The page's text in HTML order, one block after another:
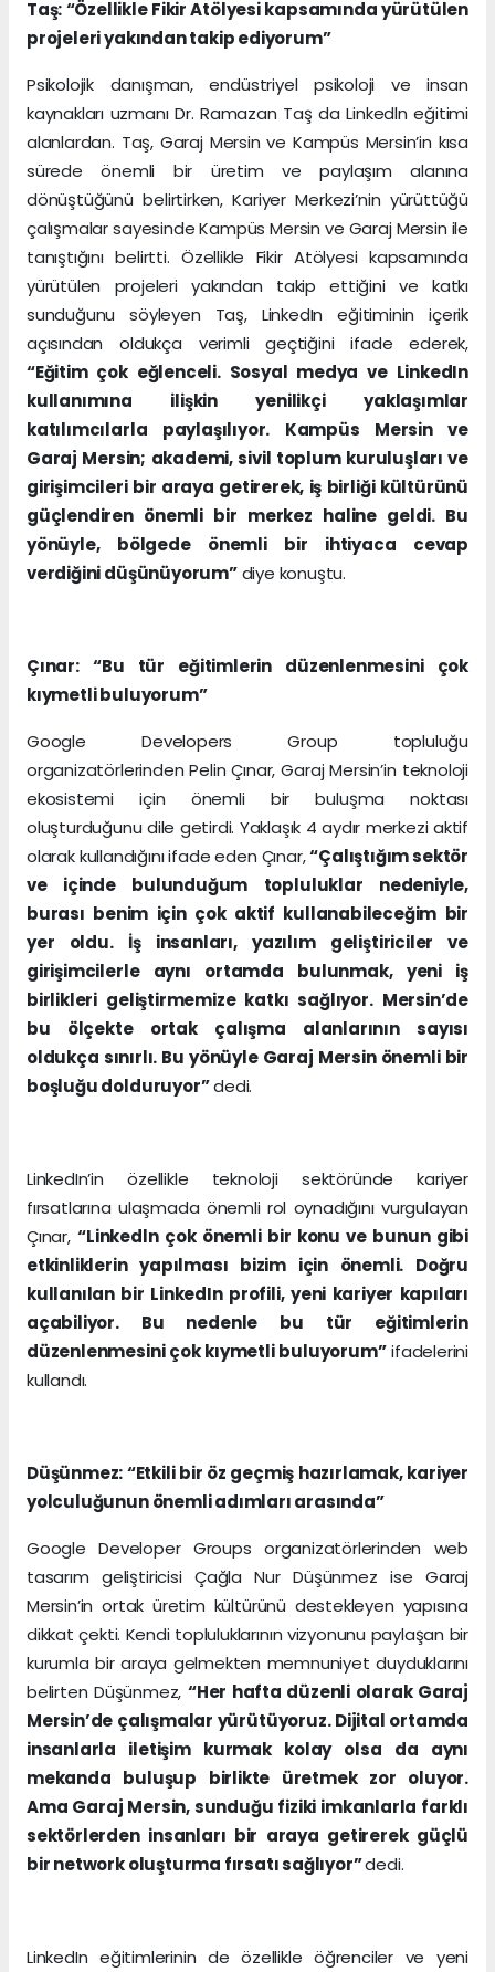
Taş: “Özellikle Fikir Atölyesi kapsamında yürütülen
projeleri yakından takip ediyorum”
Psikolojik danışman, endüstriyel psikoloji ve insan
kaynakları uzmanı Dr. Ramazan Taş da Linkedln eğitimi
alanlardan. Taş, Garaj Mersin ve Kampüs Mersin’in kısa
sürede önemli bir üretim ve paylaşım alanına
dönüştüğünü belirtirken, Kariyer Merkezi’nin yürüttüğü
çalışmalar sayesinde Kampüs Mersin ve Garaj Mersin ile
tanıştığını belirtti. Özellikle Fikir Atölyesi kapsamında
yürütülen projeleri yakından takip ettiğini ve katkı
sunduğunu söyleyen Taş, LinkedIn eğitiminin içerik
açısından oldukça verimli geçtiğini ifade ederek,
“Eğitim çok eğlenceli. Sosyal medya ve LinkedIn
kullanımına ilişkin yenilikçi yaklaşımlar
katılımcılarla paylaşılıyor. Kampüs Mersin ve
Garaj Mersin; akademi, sivil toplum kuruluşları ve
girişimcileri bir araya getirerek, iş birliği kültürünü
güçlendiren önemli bir merkez haline geldi. Bu
yönüyle, bölgede önemli bir ihtiyaca cevap
verdiğini düşünüyorum”diye konuştu.
Çınar: “Bu tür eğitimlerin düzenlenmesini çok
kıymetli buluyorum”
Google Developers Group topluluğu
organizatörlerinden Pelin Çınar, Garaj Mersin’in teknoloji
ekosistemi için önemli bir buluşma noktası
oluşturduğunu dile getirdi. Yaklaşık 4 aydır merkezi aktif
olarak kullandığını ifade eden Çınar,“Çalıştığım sektör
ve içinde bulunduğum topluluklar nedeniyle,
burası benim için çok aktif kullanabileceğim bir
yer oldu. İş insanları, yazılım geliştiriciler ve
girişimcilerle aynı ortamda bulunmak, yeni iş
birlikleri geliştirmemize katkı sağlıyor. Mersin’de
bu ölçekte ortak çalışma alanlarının sayısı
oldukça sınırlı. Bu yönüyle Garaj Mersin önemli bir
boşluğu dolduruyor”dedi.
LinkedIn’in özellikle teknoloji sektöründe kariyer
fırsatlarına ulaşmada önemli rol oynadığını vurgulayan
Çınar,“Linkedln çok önemli bir konu ve bunun gibi
etkinliklerin yapılması bizim için önemli. Doğru
kullanılan bir LinkedIn profili, yeni kariyer kapıları
açabiliyor. Bu nedenle bu tür eğitimlerin
düzenlenmesini çok kıymetli buluyorum”ifadelerini
kullandı.
Düşünmez: “Etkili bir öz geçmiş hazırlamak, kariyer
yolculuğunun önemli adımları arasında”
Google Developer Groups organizatörlerinden web
tasarım geliştiricisi Çağla Nur Düşünmez ise Garaj
Mersin’in ortak üretim kültürünü destekleyen yapısına
dikkat çekti. Kendi topluluklarının vizyonunu paylaşan bir
kurumla bir araya gelmekten memnuniyet duyduklarını
belirten Düşünmez, “Her hafta düzenli olarak Garaj
Mersin’de çalışmalar yürütüyoruz. Dijital ortamda
insanlarla iletişim kurmak kolay olsa da aynı
mekanda buluşup birlikte üretmek zor oluyor.
Ama Garaj Mersin, sunduğu fiziki imkanlarla farklı
sektörlerden insanları bir araya getirerek güçlü
bir network oluşturma fırsatı sağlıyor”dedi.
LinkedIn eğitimlerinin de özellikle öğrenciler ve yeni